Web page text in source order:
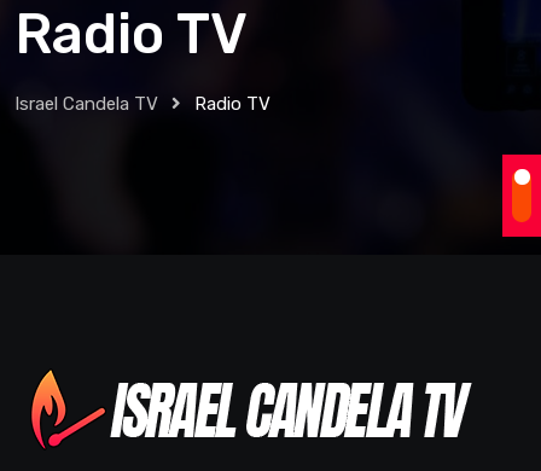
Radio TV
Israel Candela TV Radio TV